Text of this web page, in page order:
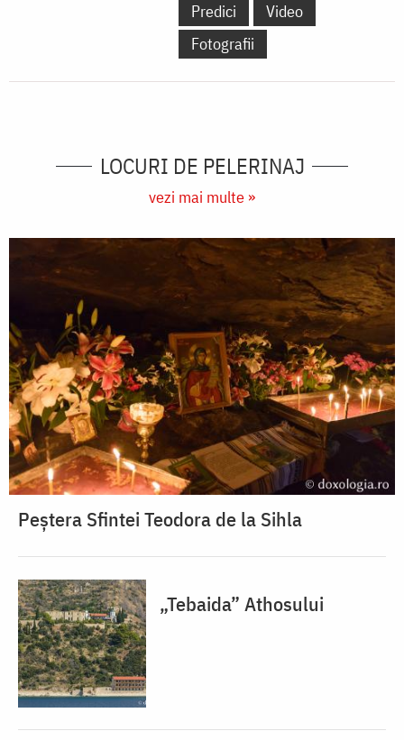
Predici
Video
Fotografii
LOCURI DE PELERINAJ
vezi mai multe »
Peștera Sfintei Teodora de la Sihla
„Tebaida” Athosului